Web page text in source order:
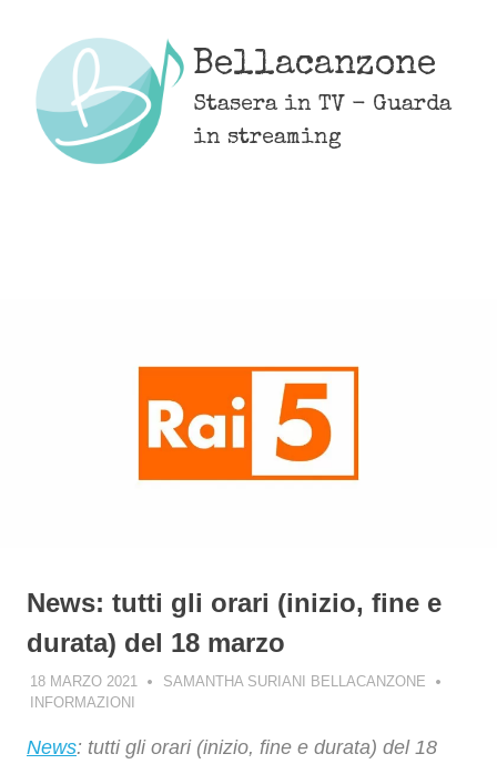
content
Bellacanzone
Stasera in TV - Guarda
in streaming
News: tutti gli orari (inizio, fine e
durata) del 18 marzo
18 MARZO 2021
SAMANTHA SURIANI BELLACANZONE
INFORMAZIONI
News: tutti gli orari (inizio, fine e durata) del 18